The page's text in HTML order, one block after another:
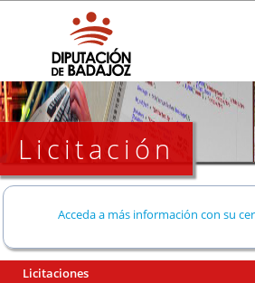
Licitación
Acceda a más información con su
Licitaciones